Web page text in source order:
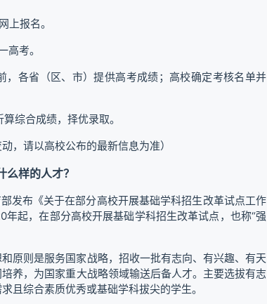
上报名。
高考。
，各省（区、市）提供高考成绩；高校确定考核名单并
综合成绩，择优录取。
动，请以高校公布的最新信息为准）
样的人才？
发布《关于在部分高校开展基础学科招生改革试点工作
年起，在部分高校开展基础学科招生改革试点，也称“强
原则是服务国家战略，招收一批有志向、有兴趣、有天
养，为国家重大战略领域输送后备人才。主要选拔有志
且综合素质优秀或基础学科拔尖的学生。